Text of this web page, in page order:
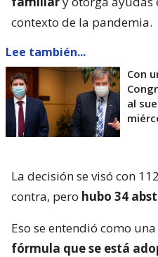
contexto de la pandemia.
Lee también...
Con
al
La decisión se visó con
contra, pero hubo 34
Eso se entendió como
fórmula que se está